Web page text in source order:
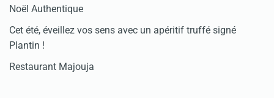
Noël Authentique
Cet été, éveillez vos sens avec un apéritif truffé signé
Plantin !
Restaurant Majouja